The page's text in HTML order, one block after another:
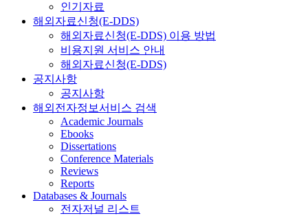
인기자료
해외자료신청(E-DDS)
해외자료신청(E-DDS) 이용 방법
비용지원 서비스 안내
해외자료신청(E-DDS)
공지사항
공지사항
해외전자정보서비스 검색
Academic Journals
Ebooks
Dissertations
Conference Materials
Reviews
Reports
Databases & Journals
전자저널 리스트